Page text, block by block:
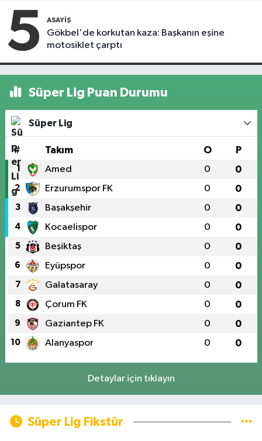
5 ASAYIŞ
Gökbel'de korkutan kaza: Başkanın eşine
motosiklet çarptı
Süper Lig Puan Durumu
Süper Lig
# Takım O P
1 Amed 0 0
2 Erzurumspor FK 0 0
3 Başakşehir 0 0
4 Kocaelispor 0 0
5 Beşiktaş 0 0
6 Eyüpspor 0 0
7 Galatasaray 0 0
8 Çorum FK 0 0
9 Gaziantep FK 0 0
10 Alanyaspor 0 0
Detaylar için tıklayın
Süper Lig Fikstür